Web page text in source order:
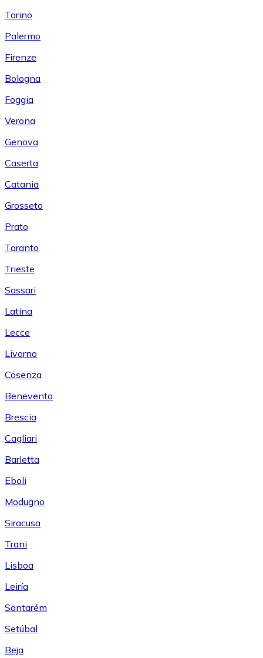
Torino
Palermo
Firenze
Bologna
Foggia
Verona
Genova
Caserta
Catania
Grosseto
Prato
Taranto
Trieste
Sassari
Latina
Lecce
Livorno
Cosenza
Benevento
Brescia
Cagliari
Barletta
Eboli
Modugno
Siracusa
Trani
Lisboa
Leiría
Santarém
Setúbal
Beja